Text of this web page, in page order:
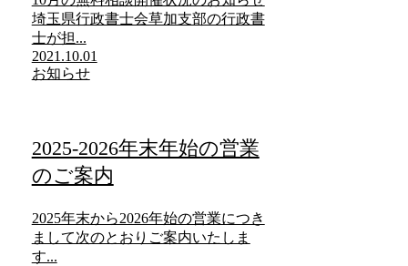
埼玉県行政書士会草加支部の行政書
士が担...
2021.10.01
お知らせ
2025-2026年末年始の営業
のご案内
2025年末から2026年始の営業につき
まして次のとおりご案内いたしま
す...